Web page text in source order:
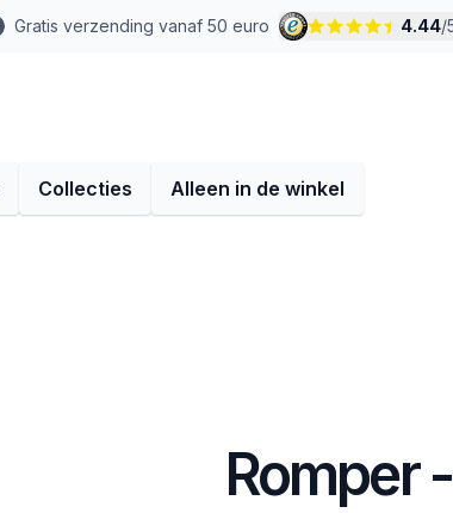
Gratis verzending vanaf 50 euro 4.44/
Collecties Alleen in de winkel
Romper